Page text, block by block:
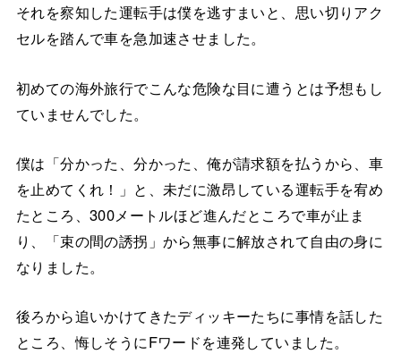
それを察知した運転手は僕を逃すまいと、思い切りアク
セルを踏んで車を急加速させました。
初めての海外旅行でこんな危険な目に遭うとは予想もし
ていませんでした。
僕は「分かった、分かった、俺が請求額を払うから、車
を止めてくれ！」と、未だに激昂している運転手を宥め
たところ、300メートルほど進んだところで車が止ま
り、「束の間の誘拐」から無事に解放されて自由の身に
なりました。
後ろから追いかけてきたディッキーたちに事情を話した
ところ、悔しそうにFワードを連発していました。